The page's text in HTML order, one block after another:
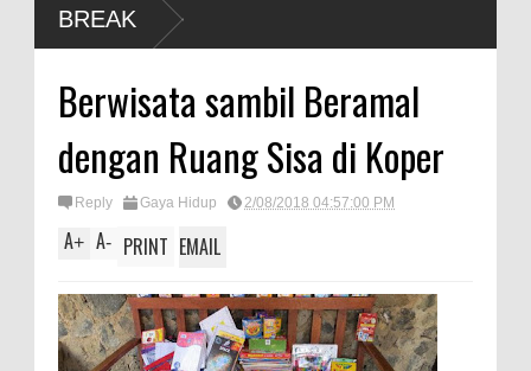
BREAK
tumbuh 9-11
Berwisata sambil Beramal
dengan Ruang Sisa di Koper
Reply Gaya Hidup 2/08/2018 04:57:00 PM
A+ A- PRINT EMAIL